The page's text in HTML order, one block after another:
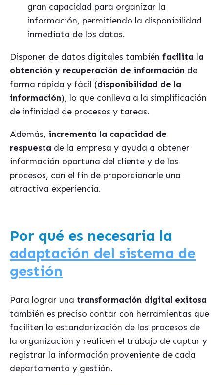
gran capacidad para organizar la
información, permitiendo la disponibilidad
inmediata de los datos.
Disponer de datos digitales también facilita la
obtención y recuperación de información de
forma rápida y fácil (disponibilidad de la
información), lo que conlleva a la simplificación
de infinidad de procesos y tareas.
Además, incrementa la capacidad de
respuesta de la empresa y ayuda a obtener
información oportuna del cliente y de los
procesos, con el fin de proporcionarle una
atractiva experiencia.
Por qué es necesaria la
adaptación del sistema de
gestión
Para lograr una transformación digital exitosa
también es preciso contar con herramientas que
faciliten la estandarización de los procesos de
la organización y realicen el trabajo de captar y
registrar la información proveniente de cada
departamento y gestión.